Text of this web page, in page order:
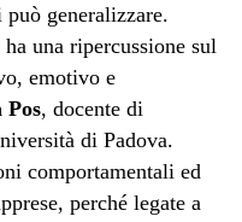
generalizzare.
una ripercussione sul
emotivo e
Pos, docente di
di Padova.
comportamentali ed
perché legate a